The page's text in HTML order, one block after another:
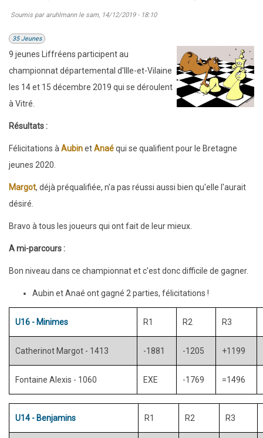
Soumis par aruhlmannle sam, 14/12/2019 - 18:10
35 Jeunes
9 jeunes Liffréens participent au
championnat départemental d'Ille-et-Vilaine
les 14 et 15 décembre 2019 qui se déroulent
à Vitré.
Résultats :
Félicitations àAubinetAnaéqui se qualifient pour le Bretagne
jeunes 2020.
Margot, déjà préqualifiée, n'a pas réussi aussi bien qu'elle l'aurait
désiré.
Bravo à tous les joueurs qui ont fait de leur mieux.
A mi-parcours :
Bon niveau dans ce championnat et c'est donc difficile de gagner.
Aubin et Anaé ont gagné 2 parties, félicitations !
U16 - Minimes R1 R2 R3
Catherinot Margot - 1413 -1881 -1205 +1199
Fontaine Alexis - 1060 EXE -1769 =1496
U14 - Benjamins R1 R2 R3